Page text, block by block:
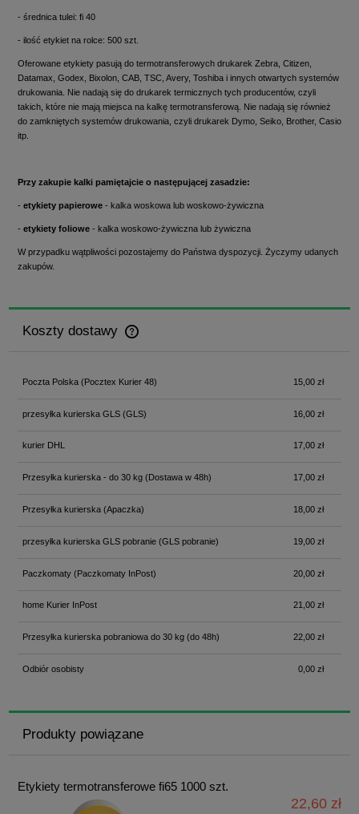
- średnica tulei: fi 40
- ilość etykiet na rolce: 500 szt.
Oferowane etykiety pasują do termotransferowych drukarek Zebra, Citizen,
Datamax, Godex, Bixolon, CAB, TSC, Avery, Toshiba i innych otwartych systemów
drukowania. Nie nadają się do drukarek termicznych tych producentów, czyli
takich, które nie mają miejsca na kalkę termotransferową. Nie nadają się również
do zamkniętych systemów drukowania, czyli drukarek Dymo, Seiko, Brother, Casio
itp.
Przy zakupie kalki pamiętajcie o następującej zasadzie:
- etykiety papierowe - kalka woskowa lub woskowo-żywiczna
- etykiety foliowe - kalka woskowo-żywiczna lub żywiczna
W przypadku wątpliwości pozostajemy do Państwa dyspozycji. Życzymy udanych
zakupów.
Koszty dostawy
Cena nie zawiera ewentualnych kosztów płatności
Poczta Polska(Pocztex Kurier 48) 15,00 zł
przesyłka kurierska GLS(GLS) 16,00 zł
kurier DHL 17,00 zł
Przesyłka kurierska - do 30 kg(Dostawa w 48h) 17,00 zł
Przesyłka kurierska (Apaczka) 18,00 zł
przesyłka kurierska GLS pobranie(GLS pobranie) 19,00 zł
Paczkomaty(Paczkomaty InPost) 20,00 zł
home Kurier InPost 21,00 zł
Przesyłka kurierska pobraniowa do 30 kg(do 48h) 22,00 zł
Odbiór osobisty 0,00 zł
Produkty powiązane
Etykiety termotransferowe fi65 1000 szt.
22,60 zł